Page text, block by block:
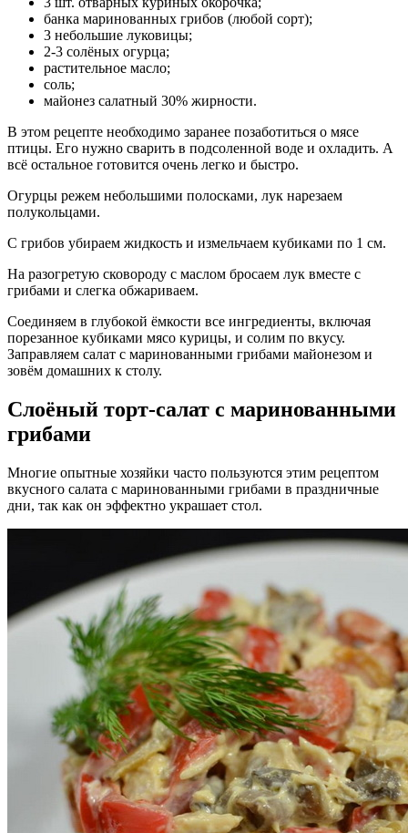
банка маринованных грибов (любой сорт);
3 небольшие луковицы;
2-3 солёных огурца;
растительное масло;
соль;
майонез салатный 30% жирности.
В этом рецепте необходимо заранее позаботиться о мясе
птицы. Его нужно сварить в подсоленной воде и охладить. А
всё остальное готовится очень легко и быстро.
Огурцы режем небольшими полосками, лук нарезаем
полукольцами.
С грибов убираем жидкость и измельчаем кубиками по 1 см.
На разогретую сковороду с маслом бросаем лук вместе с
грибами и слегка обжариваем.
Соединяем в глубокой ёмкости все ингредиенты, включая
порезанное кубиками мясо курицы, и солим по вкусу.
Заправляем салат с маринованными грибами майонезом и
зовём домашних к столу.
Слоёный торт-салат с маринованными
грибами
Многие опытные хозяйки часто пользуются этим рецептом
вкусного салата с маринованными грибами в праздничные
дни, так как он эффектно украшает стол.